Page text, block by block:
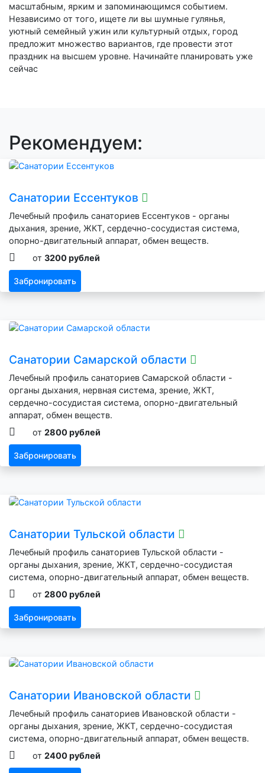
масштабным, ярким и запоминающимся событием.
Независимо от того, ищете ли вы шумные гулянья,
уютный семейный ужин или культурный отдых, город
предложит множество вариантов, где провести этот
праздник на высшем уровне. Начинайте планировать уже
сейчас
Рекомендуем:
Санатории Ессентуков
Лечебный профиль санаториев Ессентуков - органы
дыхания, зрение, ЖКТ, сердечно-сосудистая система,
опорно-двигательный аппарат, обмен веществ.
от 3200 рублей
Забронировать
Санатории Самарской области
Лечебный профиль санаториев Самарской области -
органы дыхания, нервная система, зрение, ЖКТ,
сердечно-сосудистая система, опорно-двигательный
аппарат, обмен веществ.
от 2800 рублей
Забронировать
Санатории Тульской области
Лечебный профиль санаториев Тульской области -
органы дыхания, зрение, ЖКТ, сердечно-сосудистая
система, опорно-двигательный аппарат, обмен веществ.
от 2800 рублей
Забронировать
Санатории Ивановской области
Лечебный профиль санаториев Ивановской области -
органы дыхания, зрение, ЖКТ, сердечно-сосудистая
система, опорно-двигательный аппарат, обмен веществ.
от 2400 рублей